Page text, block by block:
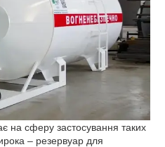
на сферу застосування таких
– резервуар для